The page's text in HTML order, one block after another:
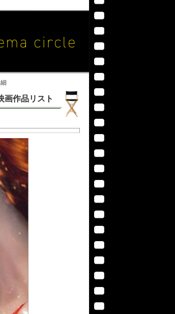
画作品リスト